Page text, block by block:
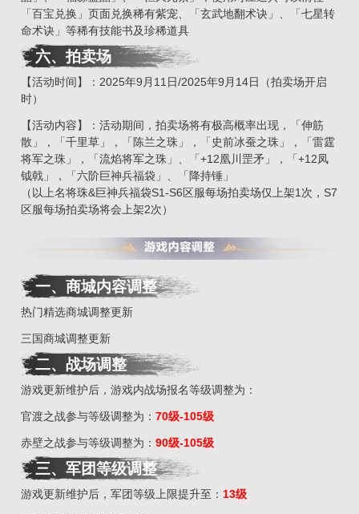
「百宝兑换」页面兑换稀有紫宠、「玄武地翻术诀」、「七星转
命术诀」等稀有技能书及珍稀道具
六、拍卖场
【活动时间】：2025年9月11日/2025年9月14日（拍卖场开启
时）
【活动内容】：活动期间，拍卖场将有极高概率出现，「伸筋
散」，「千里草」，「陈兰之珠」，「史前冰蚕之珠」，「雷霆
将军之珠」，「流焰将军之珠」、「+12凰川罡矛」，「+12凤
钺戟」，「六阶巨神兵福袋」、「降持锤」
（以上名将珠&巨神兵福袋S1-S6区服每场拍卖场仅上架1次，S7
区服每场拍卖场将会上架2次）
一、商城内容调整
热门精选商城调整更新
三国商城调整更新
二、 战场调整
游戏更新维护后，游戏内战场报名等级调整为：
官渡之战参与等级调整为：70级-105级
赤壁之战参与等级调整为：90级-105级
三、 军团等级调整
游戏更新维护后，军团等级上限提升至： 13级